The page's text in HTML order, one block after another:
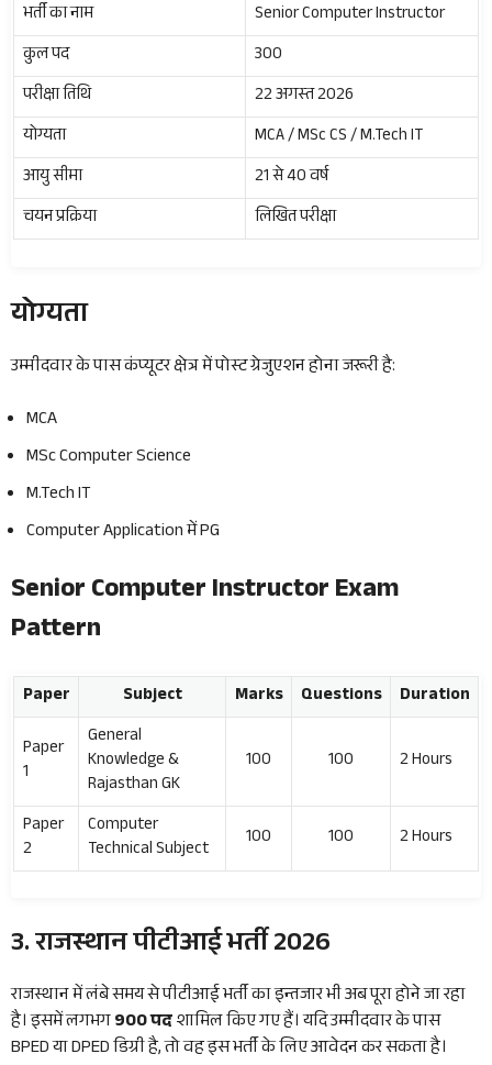
भर्ती का नाम
Senior Computer Instructor
कुल पद
300
परीक्षा तिथि
22 अगस्त 2026
योग्यता
MCA / MSc CS / M.Tech IT
आयु सीमा
21 से 40 वर्ष
चयन प्रक्रिया
लिखित परीक्षा
योग्यता
उम्मीदवार के पास कंप्यूटर क्षेत्र में पोस्ट ग्रेजुएशन होना जरूरी है:
MCA
MSc Computer Science
M.Tech IT
Computer Application में PG
Senior Computer Instructor Exam
Pattern
Paper Subject Marks Questions
Duration
Paper
1
General
Knowledge &
Rajasthan GK
100 100 2 Hours
Paper
2
Computer
Technical Subject
100 100 2 Hours
3. राजस्थान पीटीआई भर्ती 2026
राजस्थान में लंबे समय से पीटीआई भर्ती का इन्तजार भी अब पूरा होने जा रहा
है। इसमें लगभग900 पदशामिल किए गए हैं। यदि उम्मीदवार के पास
BPED या DPED डिग्री है, तो वह इस भर्ती के लिए आवेदन कर सकता है।